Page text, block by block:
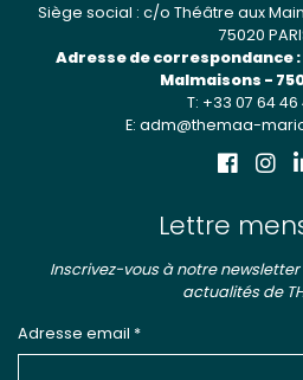
Siège social : c/o Théâtre aux
75020
Adresse de correspondance :
Malmaisons -
T: +33 07 64 46
E: adm@themaa-
Lettre
Inscrivez-vous à notre
actualités de
Adresse email *